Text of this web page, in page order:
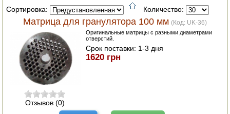
АВТОКЛАВЫ
ДЛЯ ОГОРОДА
НАВЕСНОЕ ДЛЯ МОТОБЛОКОВ
СЕПАРАТОРЫ И МАСЛОБОЙКИ
СЫРОВАРНИ
Сортировка: Количество:
Матрица для гранулятора 100 мм (Код: UK-36)
Отзывов (0)
Оригинальные матрицы с разными диаметрами
отверстий.
Срок поставки: 1-3 дня
1620 грн